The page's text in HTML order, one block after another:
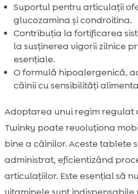
Suportul pentru articulații
glucozamina și condroitina.
Contribuția la fortificarea
la susținerea vigorii zilnice
esențiale.
O formulă hipoalergenică,
câinii cu sensibilități
Adoptarea unui regim regulat
Twinky poate revoluționa
bine a câinilor. Aceste tablete
administrat, eficientizând
articulațiilor. Este esențial să